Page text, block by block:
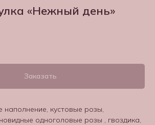
«Нежный день»
Заказать
наполнение, кустовые розы,
одноголовые розы , гвоздика,